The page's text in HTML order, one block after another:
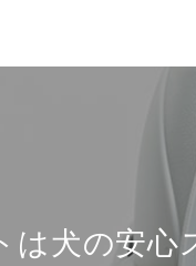
は犬の安心